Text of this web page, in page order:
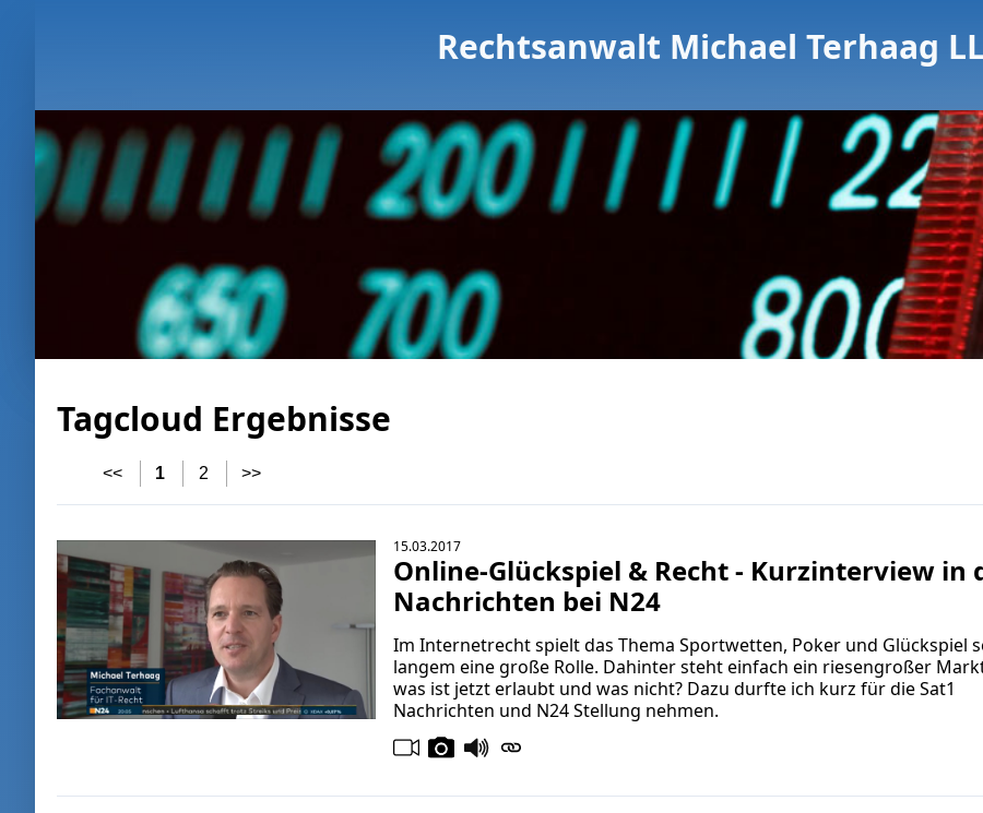
Rechtsanwalt Michael Terhaag
Tagcloud Ergebnisse
<< 1 2 >>
15.03.2017
Online-Glückspiel & Recht - Kurzinterview in
Nachrichten bei N24
Im Internetrecht spielt das Thema Sportwetten, Poker und Glückspiel
langem eine große Rolle. Dahinter steht einfach ein riesengroßer
was ist jetzt erlaubt und was nicht? Dazu durfte ich kurz für die Sat1
Nachrichten und N24 Stellung nehmen.